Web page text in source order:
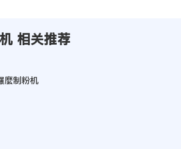
相关推荐
麼制粉机